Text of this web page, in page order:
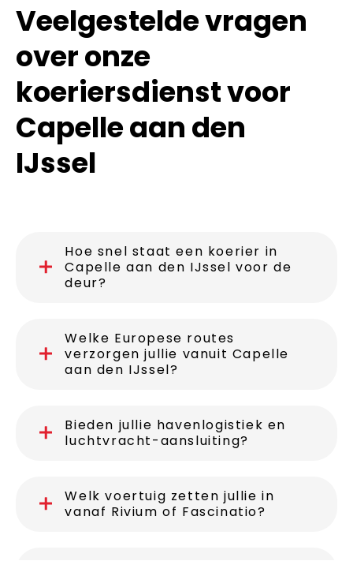
Veelgestelde vragen
over onze
koeriersdienst voor
Capelle aan den
IJssel
Hoe snel staat een koerier in
Capelle aan den IJssel voor de
deur?
Welke Europese routes
verzorgen jullie vanuit Capelle
aan den IJssel?
Bieden jullie havenlogistiek en
luchtvracht-aansluiting?
Welk voertuig zetten jullie in
vanaf Rivium of Fascinatio?